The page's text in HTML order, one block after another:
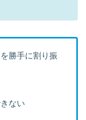
勝手に割り振
ない